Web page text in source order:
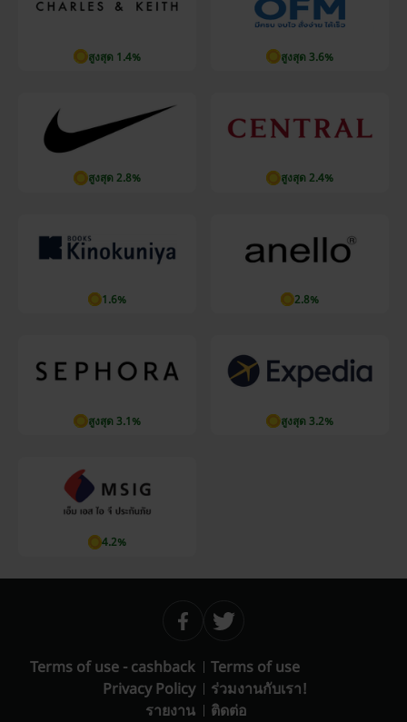
สูงสุด 1.4% สูงสุด 3.6%
สูงสุด 2.8% สูงสุด 2.4%
1.6% 2.8%
สูงสุด 3.1% สูงสุด 3.2%
4.2%
Terms of use - cashback
Terms of use
Privacy Policy
ร่วมงานกับเรา!
รายงาน
ติดต่อ